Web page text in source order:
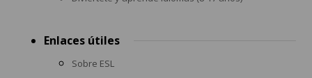
Enlaces útiles
Sobre ESL